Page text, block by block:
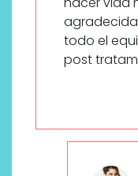
todo el
post